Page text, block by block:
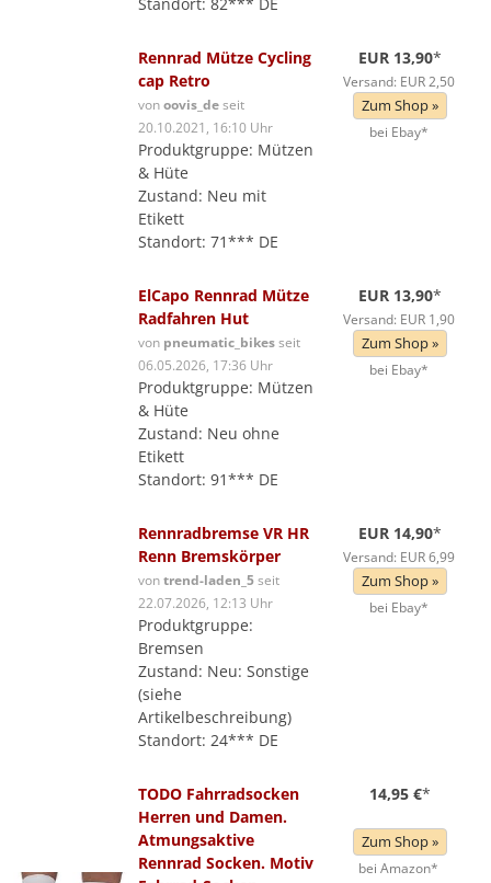
Rennrad Mütze Cycling
cap Retro
vonoovis_deseit
20.10.2021, 16:10 Uhr
Produktgruppe: Mützen
& Hüte
Zustand: Neu mit
Etikett
Standort: 71*** DE
EUR 13,90*
Versand: EUR 2,50
Zum Shop »
bei Ebay*
ElCapo Rennrad Mütze
Radfahren Hut
von pneumatic_bikesseit
06.05.2026, 17:36 Uhr
Produktgruppe: Mützen
& Hüte
Zustand: Neu ohne
Etikett
Standort: 91*** DE
EUR 13,90*
Versand: EUR 1,90
Zum Shop »
bei Ebay*
Rennradbremse VR HR
Renn Bremskörper
vontrend-laden_5seit
22.07.2026, 12:13 Uhr
Produktgruppe:
Bremsen
Zustand: Neu: Sonstige
(siehe
Artikelbeschreibung)
Standort: 24*** DE
EUR 14,90*
Versand: EUR 6,99
Zum Shop »
bei Ebay*
TODO Fahrradsocken
Herren und Damen.
Atmungsaktive
Rennrad Socken. Motiv
14,95 €*
Zum Shop »
bei Amazon*